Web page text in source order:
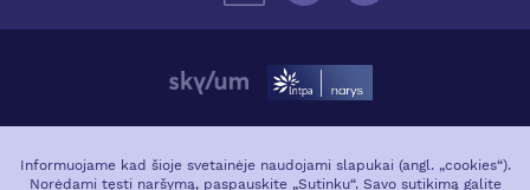
VIETA MIESTE
GALERIJA
Informuojame kad šioje svetainėje naudojami slapukai (angl. „cookies“).
Norėdami tęsti naršymą, paspauskite „Sutinku“. Savo sutikimą galite